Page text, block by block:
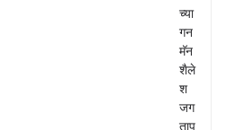
च्या
गन
मॅन
शैले
श
जग
ताप